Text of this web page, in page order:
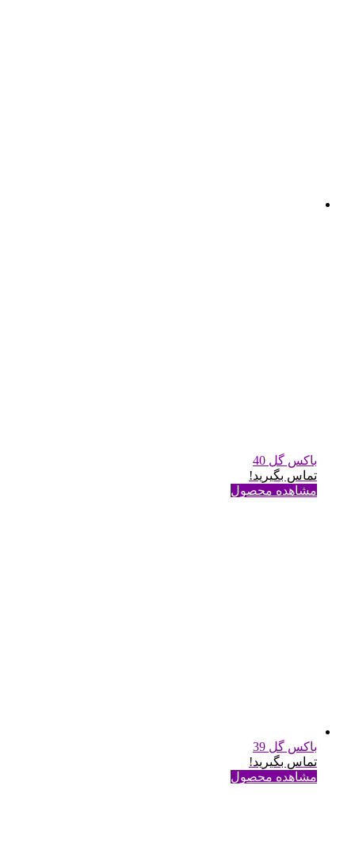
باکس گل 40
تماس بگیرید!
مشاهده محصول
باکس گل 39
تماس بگیرید!
مشاهده محصول